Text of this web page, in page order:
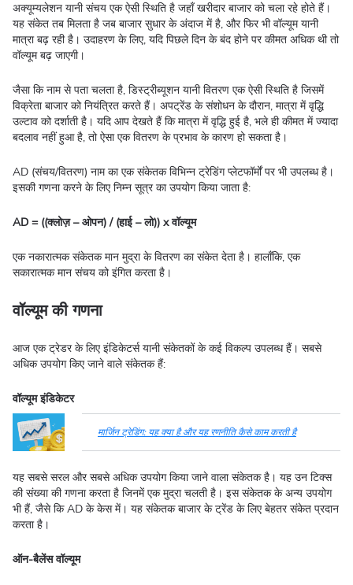
अक्यूम्यलेशन यानी संचय एक ऐसी स्थिति है जहाँ खरीदार बाजार को चला रहे होते हैं।
यह संकेत तब मिलता है जब बाजार सुधार के अंदाज में है, और फिर भी वॉल्यूम यानी
मात्रा बढ़ रही है। उदाहरण के लिए, यदि पिछले दिन के बंद होने पर कीमत अधिक थी तो
वॉल्यूम बढ़ जाएगी।
जैसा कि नाम से पता चलता है, डिस्ट्रीब्यूशन यानी वितरण एक ऐसी स्थिति है जिसमें
विक्रेता बाजार को नियंत्रित करते हैं। अपट्रेंड के संशोधन के दौरान, मात्रा में वृद्धि
उल्टाव को दर्शाती है। यदि आप देखते हैं कि मात्रा में वृद्धि हुई है, भले ही कीमत में ज्यादा
बदलाव नहीं हुआ है, तो ऐसा एक वितरण के प्रभाव के कारण हो सकता है।
AD (संचय/वितरण) नाम का एक संकेतक विभिन्न ट्रेडिंग प्लेटफॉर्मों पर भी उपलब्ध है।
इसकी गणना करने के लिए निम्न सूत्र का उपयोग किया जाता है:
AD = ((क्लोज़ – ओपन) / (हाई – लो)) x वॉल्यूम
एक नकारात्मक संकेतक मान मुद्रा के वितरण का संकेत देता है। हालाँकि, एक
सकारात्मक मान संचय को इंगित करता है।
वॉल्यूम की गणना
आज एक ट्रेडर के लिए इंडिकेटर्स यानी संकेतकों के कई विकल्प उपलब्ध हैं। सबसे
अधिक उपयोग किए जाने वाले संकेतक हैं:
वॉल्यूम इंडिकेटर
मार्जिन ट्रेडिंग: यह क्या है और यह रणनीति कैसे काम करती है
यह सबसे सरल और सबसे अधिक उपयोग किया जाने वाला संकेतक है। यह उन टिक्स
की संख्या की गणना करता है जिनमें एक मुद्रा चलती है। इस संकेतक के अन्य उपयोग
भी हैं, जैसे कि AD के केस में। यह संकेतक बाजार के ट्रेंड के लिए बेहतर संकेत प्रदान
करता है।
ऑन-बैलेंस वॉल्यूम